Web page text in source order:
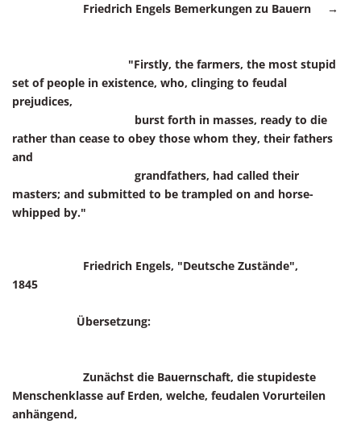
Friedrich Engels Bemerkungen zu Bauern →
"Firstly, the farmers, the most stupid
set of people in existence, who, clinging to feudal
prejudices,
burst forth in masses, ready to die
rather than cease to obey those whom they, their fathers
and
grandfathers, had called their
masters; and submitted to be trampled on and horse-
whipped by."
Friedrich Engels, "Deutsche Zustände",
1845
Übersetzung:
Zunächst die Bauernschaft, die stupideste
Menschenklasse auf Erden, welche, feudalen Vorurteilen
anhängend,